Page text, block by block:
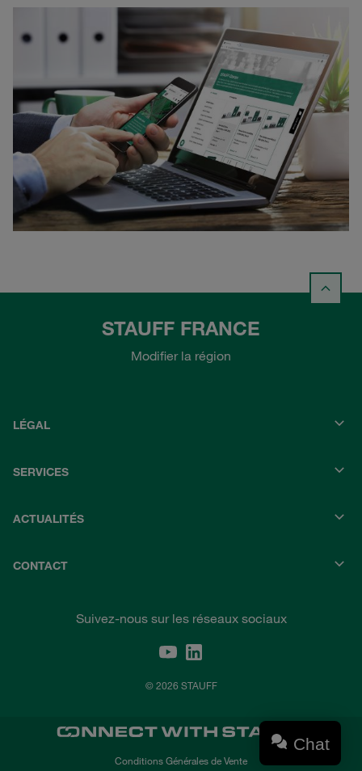
STAUFF FRANCE
Modifier la région
LÉGAL
SERVICES
ACTUALITÉS
CONTACT
Suivez-nous sur les réseaux sociaux
© 2026 STAUFF
Conditions Générales de Vente
Chat